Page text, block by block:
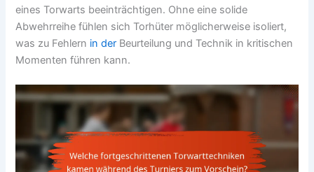
eines Torwarts beeinträchtigen. Ohne eine solide
Abwehrreihe fühlen sich Torhüter möglicherweise isoliert,
was zu Fehlern in der Beurteilung und Technik in kritischen
Momenten führen kann.